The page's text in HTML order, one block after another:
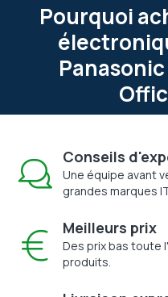
Pourquoi
Conseils
Une équipe avant
grandes marques
Meilleurs prix
Des prix bas toute
produits.